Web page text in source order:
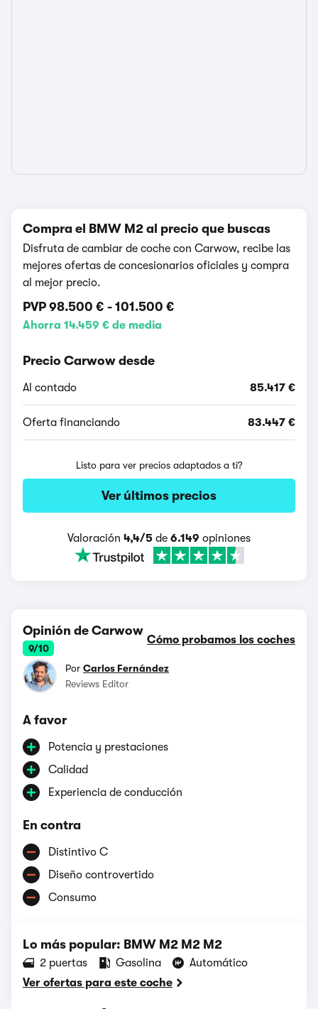
Compra el BMW M2 al precio que buscas
Disfruta de cambiar de coche con Carwow, recibe las
mejores ofertas de concesionarios oficiales y compra
al mejor precio.
PVP 98.500 € - 101.500 €
Ahorra 14.459 € de media
Precio Carwow desde
Al contado 85.417 €
Oferta financiando 83.447 €
Listo para ver precios adaptados a ti?
Ver últimos precios
Valoración 4,4/5 de 6.149 opiniones
Opinión de Carwow
9/10
Cómo probamos los coches
Por Carlos Fernández
Reviews Editor
A favor
Potencia y prestaciones
Calidad
Experiencia de conducción
En contra
Distintivo C
Diseño controvertido
Consumo
Lo más popular: BMW M2 M2 M2
2 puertas Gasolina
Automático
Ver ofertas para este coche